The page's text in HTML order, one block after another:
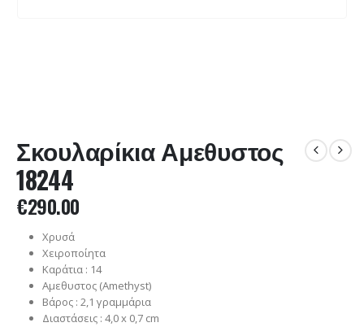
Σκουλαρίκια Αμεθυστος
18244
€290.00
Χρυσά
Χειροποίητα
Καράτια : 14
Αμεθυστος (Amethyst)
Βάρος : 2,1 γραμμάρια
Διαστάσεις : 4,0 x 0,7 cm